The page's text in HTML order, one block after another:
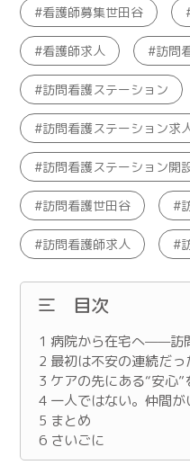
看護師募集世田谷
看護師求人 訪問
訪問看護ステーション
訪問看護ステーション求
訪問看護ステーション開
訪問看護世田谷
訪問看護師求人
目次
1 病院から在宅へ——訪
2 最初は不安の連続だっ
3 ケアの先にある“安心”
4 一人ではない。仲間が
5 まとめ
6 さいごに